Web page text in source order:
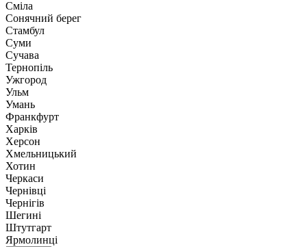
Сміла
Сонячний берег
Стамбул
Суми
Сучава
Тернопіль
Ужгород
Ульм
Умань
Франкфурт
Харків
Херсон
Хмельницький
Хотин
Черкаси
Чернівці
Чернігів
Шегині
Штутгарт
Ярмолинці